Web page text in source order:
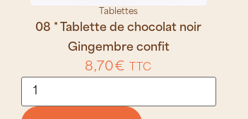
Tablettes
08 * Tablette de chocolat noir
Gingembre confit
8,70€ TTC